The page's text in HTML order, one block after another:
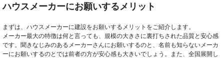
ハウスメーカーにお願いするメリット
まずは、ハウスメーカーに建設をお願いするメリットをご紹介します。
メーカー最大の特徴は何と言っても、規模の大きさに裏打ちされた品質と安心感
です。聞きなじみのあるメーカーさんにお願いするのと、名前も知らないメーカ
ーにお願いするのとでは前者の方が安心感も大きいでしょう。また、全国展開し